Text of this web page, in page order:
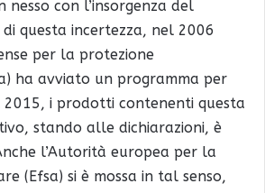
nesso con l’insorgenza del
questa incertezza, nel 2006
per la protezione
ha avviato un programma per
i prodotti contenenti questa
stando alle dichiarazioni, è
l’Autorità europea per la
(Efsa) si è mossa in tal senso,